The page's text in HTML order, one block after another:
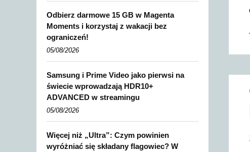
Odbierz darmowe 15 GB w Magenta
Moments i korzystaj z wakacji bez
ograniczeń!
05/08/2026
Samsung i Prime Video jako pierwsi na
świecie wprowadzają HDR10+
ADVANCED w streamingu
05/08/2026
Więcej niż „Ultra”: Czym powinien
wyróżniać się składany flagowiec? W